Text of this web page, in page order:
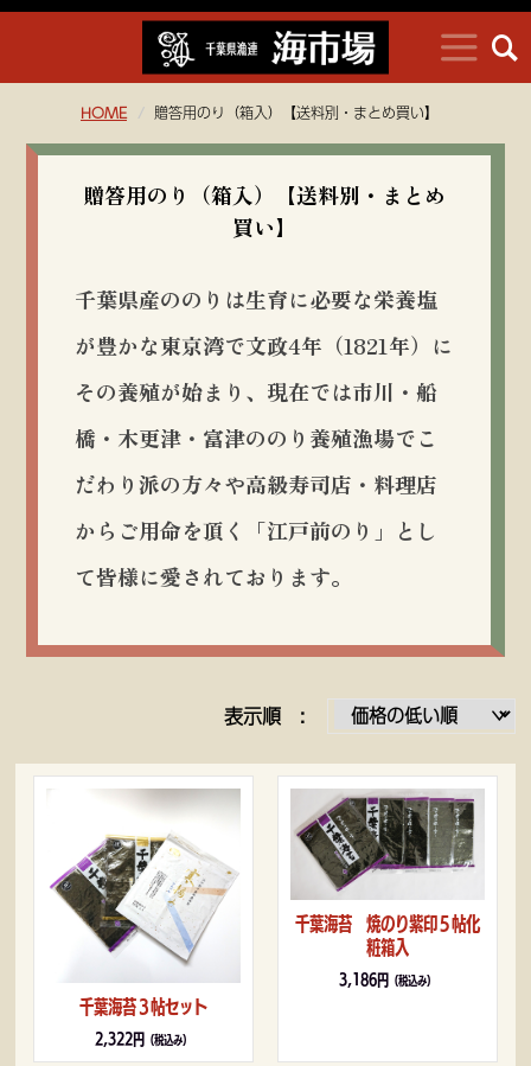
HOME 贈答用のり（箱入）【送料別・まとめ買い】
贈答用のり（箱入）【送料別・まとめ
買い】
千葉県産ののりは生育に必要な栄養塩
が豊かな東京湾で文政4年（1821年）に
その養殖が始まり、現在では市川・船
橋・木更津・富津ののり養殖漁場でこ
だわり派の方々や高級寿司店・料理店
からご用命を頂く「江戸前のり」とし
て皆様に愛されております。
表示順 :
千葉海苔３帖セット
2,322円 （税込み）
千葉海苔 焼のり紫印５帖化
粧箱入
3,186円 （税込み）